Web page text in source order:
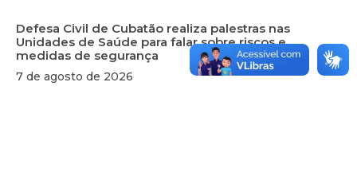
Defesa Civil de Cubatão realiza palestras nas
Unidades de Saúde para falar sobre riscos e
medidas de segurança
7 de agosto de 2026